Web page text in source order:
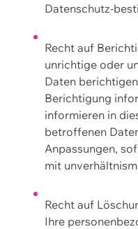
Datenschutz-
Recht auf
unrichtige oder
Daten
Berichtigung
informieren in
betroffenen
Anpassungen,
mit
Recht auf
Ihre